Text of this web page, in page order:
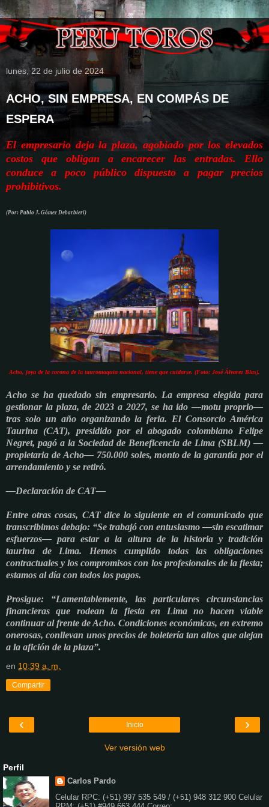
lunes, 22 de julio de 2024
ACHO, SIN EMPRESA, EN COMPÁS DE
ESPERA
El empresario deja la plaza, agobiado por los elevados
costos que obligan a encarecer las entradas. Ello
conduce a poco público dispuesto a pagar precios
prohibitivos.
(Por: Pablo J. Gómez Debarbieri)
Acho, joya de la corona de la tauromaquia nacional, tiene que cuidarse. (Foto: José Álvarez Blas).
Acho se ha quedado sin empresario. La empresa elegida para
gestionar la plaza, de 2023 a 2027, se ha ido —motu proprio—
tras solo un año organizando la feria. El Consorcio América
Taurina (CAT), presidido por el abogado colombiano Felipe
Negret, pagó a la Sociedad de Beneficencia de Lima (SBLM) —
propietaria de Acho— 750.000 soles, monto de la garantía por el
arrendamiento y se retiró.
—Declaración de CAT—
Entre otras cosas, CAT dice lo siguiente en el comunicado que
transcribimos debajo: “Se trabajó con entusiasmo —sin escatimar
esfuerzos— para estar a la altura de la historia y tradición
taurina de Lima. Hemos cumplido todas las obligaciones
contractuales y los compromisos con los profesionales de la fiesta;
estamos al día con todos los pagos.
Prosigue: “Lamentablemente, las particulares circunstancias
financieras que rodean la fiesta en Lima no hacen viable
continuar al frente de Acho. Condiciones económicas, en extremo
onerosas, conllevan unos precios de boletería tan altos que alejan
a la afición de la plaza”.
en 10:39 a. m.
Compartir
‹ ›
Inicio
Ver versión web
Perfil
Carlos Pardo
Celular RPC: (+51) 997 535 549 / (+51) 948 312 900 Celular